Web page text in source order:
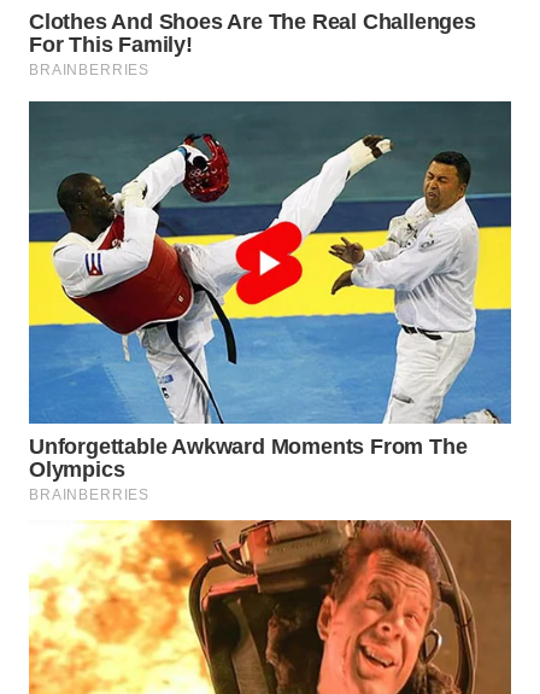
WN
WN
KARO
WN
SIMALUNGUN
WN
LABUHANBATU
WN
TAPANULI
TENGAH
WN DELI
SERDANG
WN
TEBING